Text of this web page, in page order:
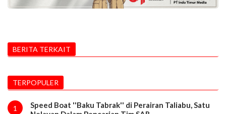
BERITA TERKAIT
TERPOPULER
1
Speed Boat ''Baku Tabrak'' di Perairan Taliabu, Satu